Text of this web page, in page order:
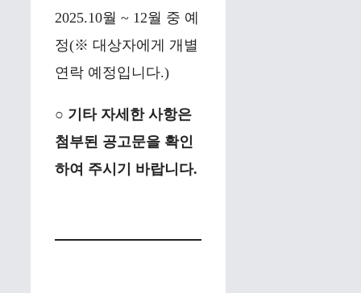
2025.10월 ~ 12월 중 예
정(※ 대상자에게 개별
연락 예정입니다.)
○ 기타 자세한 사항은
첨부된 공고문을 확인
하여 주시기 바랍니다.